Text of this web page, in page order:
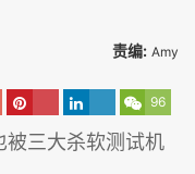
责编: Amy
96
三大杀软测试机